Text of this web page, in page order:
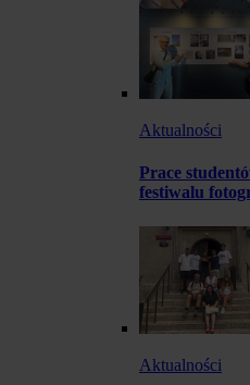
Aktualności
Prace
festiwalu
Aktualności